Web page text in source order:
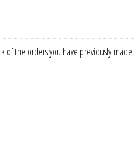
of the orders you have previously made.